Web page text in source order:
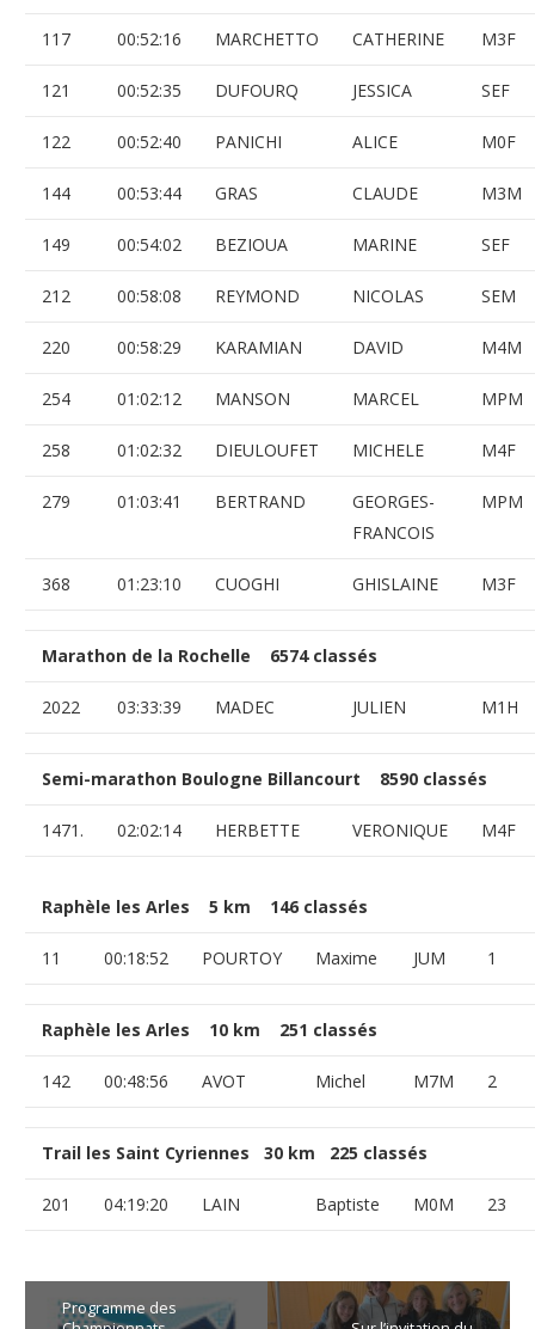
117 00:52:16 MARCHETTO CATHERINE M3F
121 00:52:35 DUFOURQ JESSICA SEF
122 00:52:40 PANICHI ALICE M0F
144 00:53:44 GRAS CLAUDE M3M
149 00:54:02 BEZIOUA MARINE SEF
212 00:58:08 REYMOND NICOLAS SEM
220 00:58:29 KARAMIAN DAVID M4M
254 01:02:12 MANSON MARCEL MPM
258 01:02:32 DIEULOUFET MICHELE M4F
279 01:03:41 BERTRAND
GEORGES-
FRANCOIS
MPM
368 01:23:10 CUOGHI GHISLAINE M3F
Marathon de la Rochelle 6574 classés
2022 03:33:39 MADEC JULIEN M1H
Semi-marathon Boulogne Billancourt 8590 classés
1471. 02:02:14 HERBETTE VERONIQUE M4F
Raphèle les Arles 5 km 146 classés
11 00:18:52 POURTOY Maxime JUM 1
Raphèle les Arles 10 km 251 classés
142 00:48:56 AVOT Michel M7M 2
Trail les Saint Cyriennes 30 km 225 classés
201 04:19:20 LAIN Baptiste M0M 23
Programme des